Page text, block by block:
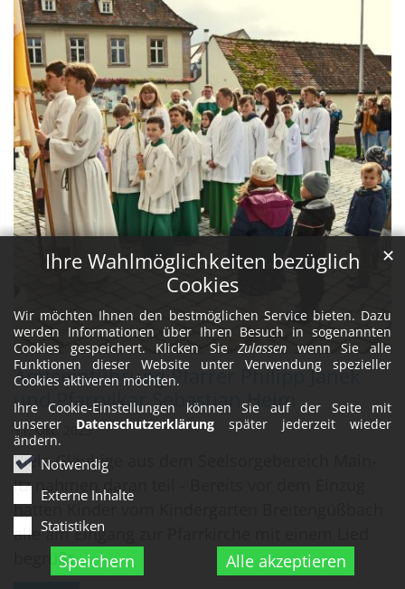
Ihre Wahlmöglichkeiten bezüglich
Cookies
Wir möchten Ihnen den bestmöglichen Service bieten. Dazu
werden Informationen über Ihren Besuch in sogenannten
Cookies gespeichert. Klicken SieZulassen wenn Sie alle
Funktionen dieser Website unter Verwendung spezieller
Cookies aktiveren möchten.
Ihre Cookie-Einstellungen können Sie auf der Seite mit
unserer Datenschutzerklärung später jederzeit wieder
ändern.
Notwendig
Externe Inhalte
Statistiken
Speichern Alle akzeptieren
✕
Amtseinführung Pfarrer Philipp Janek
und Pfarrvikar Sebastian Heim
11. Okt. 2025
Viele Gläubige aus dem Seelsorgebereich Main-
Itz nahmen daran teil - Bereits vor dem Einzug
hatten Kinder vom Kindergarten Breitengüßbach
alle am Eingang zur Pfarrkirche mit einem Lied
begrüßt.